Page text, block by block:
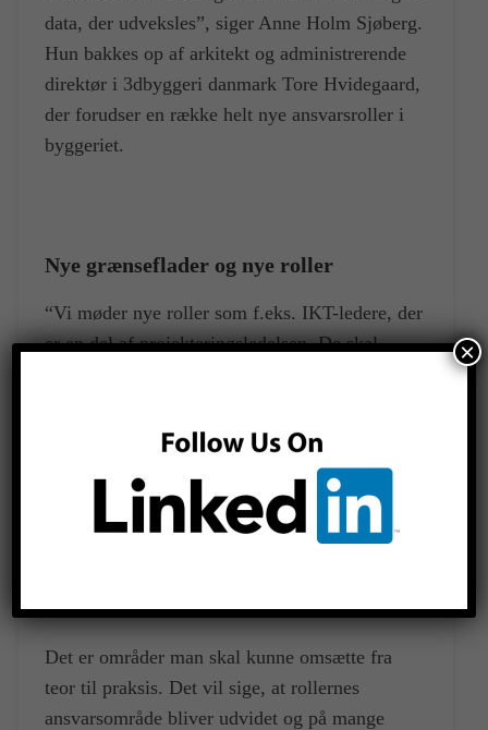
data, der udveksles”, siger Anne Holm Sjøberg.
Hun bakkes op af arkitekt og administrerende
direktør i 3dbyggeri danmark Tore Hvidegaard,
der forudser en række helt nye ansvarsroller i
byggeriet.
Nye grænseflader og nye roller
“Vi møder nye roller som f.eks. IKT-ledere, der
er en del af projekteringsledelsen. De skal
anvendes både på tværs af grænsefladerne og
Med flere standarder får vi et bedre
udgangspunkt at arbejde ud fra, men der opstår
om.
Det er områder man skal kunne omsætte fra
teor til praksis. Det vil sige, at rollernes
ansvarsområde bliver udvidet og på mange
×